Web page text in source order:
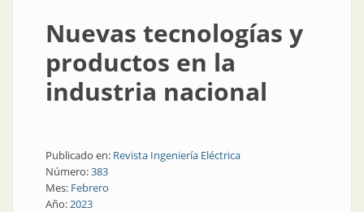
Nuevas tecnologías y
productos en la
industria nacional
Publicado en: Revista Ingeniería Eléctrica
Número:383
Mes: Febrero
Año:2023